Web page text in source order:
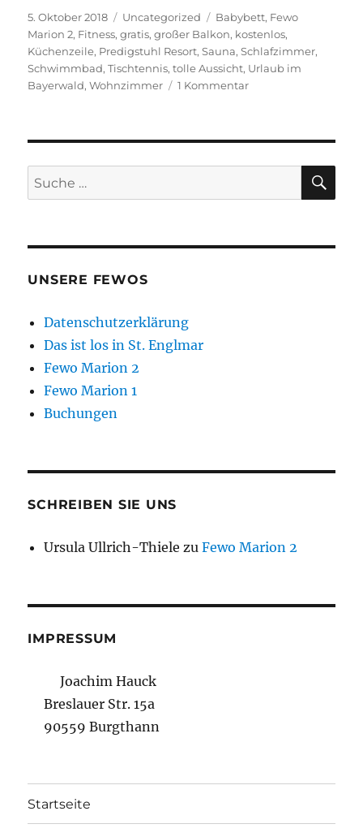
Veröffentlicht
am
5. Oktober 2018 Kategorien
Uncategorized Schlagwörter
Babybett, Fewo
Marion 2, Fitness,gratis,großer Balkon, kostenlos,
Küchenzeile, Predigstuhl Resort,Sauna,Schlafzimmer,
Schwimmbad,Tischtennis,tolle Aussicht, Urlaub im
Bayerwald,Wohnzimmer 1 Kommentarzu
Suche
nach:
UNSERE FEWOS
Datenschutzerklärung
Das ist los in St. Englmar
Fewo Marion 2
Fewo Marion 1
Buchungen
SCHREIBEN SIE UNS
Ursula Ullrich-Thiele zuFewo Marion 2
IMPRESSUM
Joachim Hauck
Breslauer Str. 15a
90559 Burgthann
Startseite